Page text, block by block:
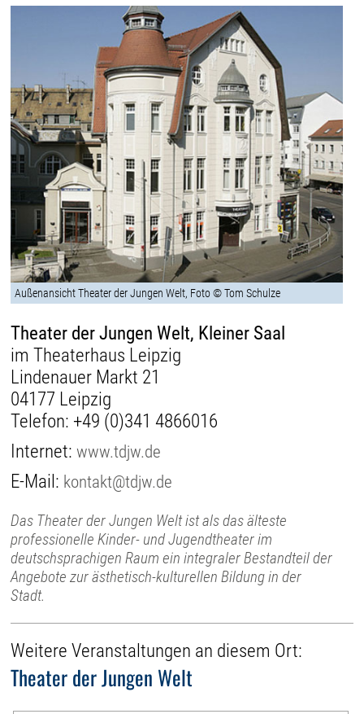
Außenansicht Theater der Jungen Welt, Foto © Tom Schulze
Theater der Jungen Welt, Kleiner Saal
im Theaterhaus Leipzig
Lindenauer Markt 21
04177 Leipzig
Telefon: +49 (0)341 4866016
Internet:www.tdjw.de
E-Mail: kontakt@tdjw.de
Das Theater der Jungen Welt ist als das älteste
professionelle Kinder- und Jugendtheater im
deutschsprachigen Raum ein integraler Bestandteil der
Angebote zur ästhetisch-kulturellen Bildung in der
Stadt.
Weitere Veranstaltungen an diesem Ort:
Theater der Jungen Welt